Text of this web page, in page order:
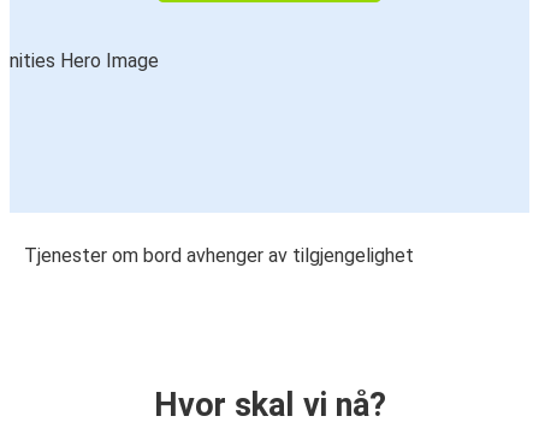
Tjenester om bord avhenger av tilgjengelighet
Hvor skal vi nå?